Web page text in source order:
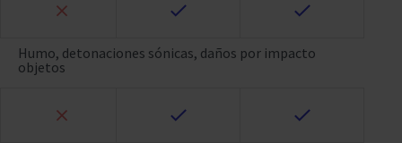
Humo, detonaciones sónicas, daños por impacto
objetos